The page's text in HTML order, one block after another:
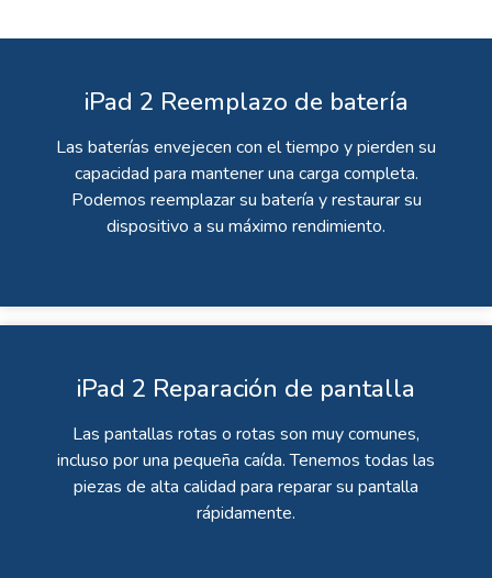
iPad 2 Reemplazo de batería
Las baterías envejecen con el tiempo y pierden su
capacidad para mantener una carga completa.
Podemos reemplazar su batería y restaurar su
dispositivo a su máximo rendimiento.
iPad 2 Reparación de pantalla
Las pantallas rotas o rotas son muy comunes,
incluso por una pequeña caída. Tenemos todas las
piezas de alta calidad para reparar su pantalla
rápidamente.